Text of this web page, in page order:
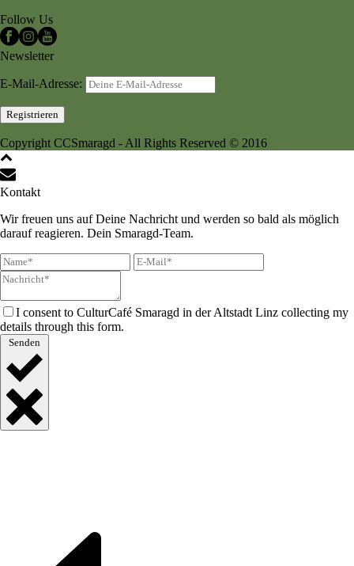
Follow Us
Newsletter
E-Mail-Adresse:
Copyright CCSmaragd - All Rights Reserved © 2016
Kontakt
Wir freuen uns auf Deine Nachricht und werden so bald als möglich
darauf reagieren. Dein Smaragd-Team.
I consent to CulturCafé Smaragd in der Altstadt Linz collecting my
details through this form.
Senden